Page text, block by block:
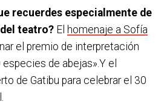
recuerdes especialmente de
teatro? El homenaje a Sofía
el premio de interpretación
de abejas».Y el
de Gatibu para celebrar el 30